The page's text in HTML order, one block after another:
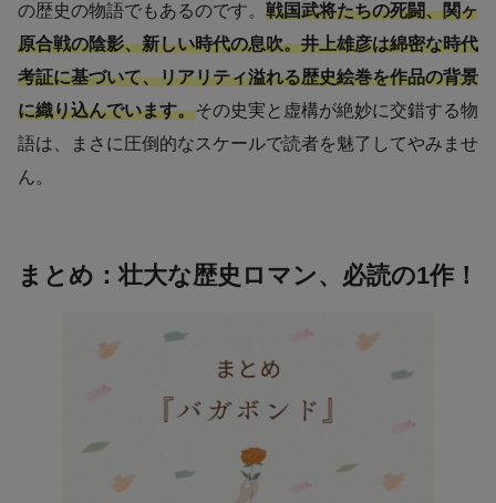
の歴史の物語でもあるのです。 戦国武将たちの死闘、関ヶ
原合戦の陰影、新しい時代の息吹。井上雄彦は綿密な時代
考証に基づいて、リアリティ溢れる歴史絵巻を作品の背景
に織り込んでいます。その史実と虚構が絶妙に交錯する物
語は、まさに圧倒的なスケールで読者を魅了してやみませ
ん。
まとめ：壮大な歴史ロマン、必読の1作！